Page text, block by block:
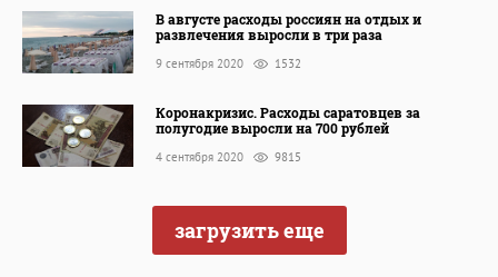
В августе расходы россиян на отдых и
развлечения выросли в три раза
9 сентября 2020 1532
Коронакризис. Расходы саратовцев за
полугодие выросли на 700 рублей
4 сентября 2020 9815
загрузить еще